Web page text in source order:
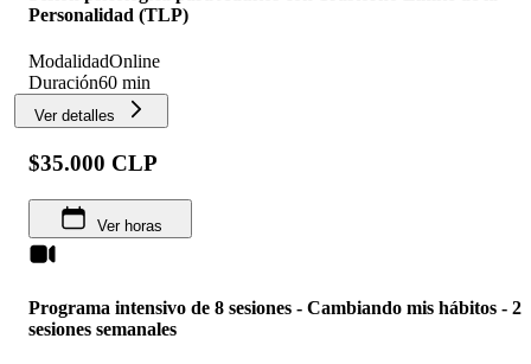
Personalidad (TLP)
ModalidadOnline
Duración60 min
Ver detalles
$35.000 CLP
Ver horas
Programa intensivo de 8 sesiones - Cambiando mis hábitos - 2
sesiones semanales